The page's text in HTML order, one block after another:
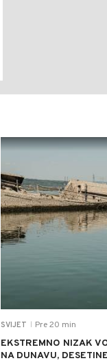
SVIJET Pre 20 min
EKSTREMNO NIZAK
NA DUNAVU,